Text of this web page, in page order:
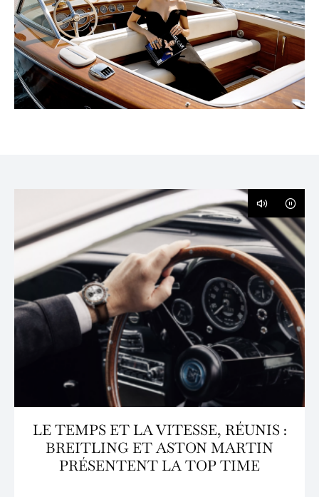
LE TEMPS ET LA VITESSE, RÉUNIS :
BREITLING ET ASTON MARTIN
PRÉSENTENT LA TOP TIME